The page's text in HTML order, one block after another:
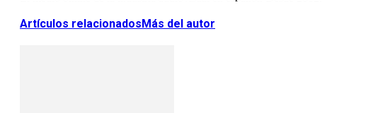
Artículos relacionadosMás del autor